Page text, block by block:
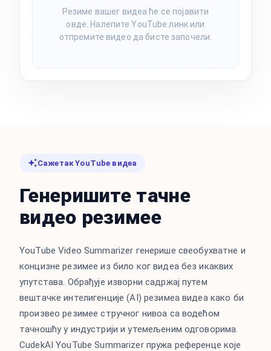
Резиме вашег видеа ће се појавити
овде. Налепите YouTube линк или
отпремите видео да бисте започели.
Сажетак YouTube видеа
Генеришите тачне
видео резимее
YouTube Video Summarizer генерише свеобухватне и
концизне резимее из било ког видеа без икаквих
упутстава. Обрађује изворни садржај путем
вештачке интелигенције (AI) резимеа видеа како би
произвео резимее стручног нивоа са водећом
тачношћу у индустрији и утемељеним одговорима.
CudekAI YouTube Summarizer пружа референце које